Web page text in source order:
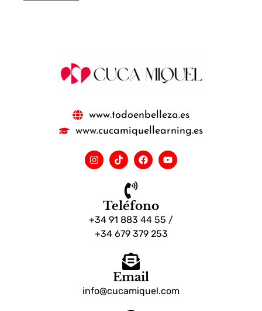
www.todoenbelleza.es
www.cucamiquellearning.es
Teléfono
+34 91 883 44 55 /
+34 679 379 253
Email
info@cucamiquel.com